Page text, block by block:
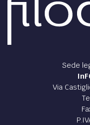
Sede
Via